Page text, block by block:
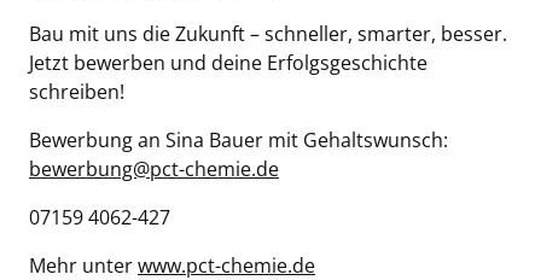
Bau mit uns die Zukunft – schneller, smarter, besser.
Jetzt bewerben und deine Erfolgsgeschichte
schreiben!
Bewerbung an Sina Bauer mit Gehaltswunsch:
bewerbung@pct-chemie.de
07159 4062-427
Mehr unterwww.pct-chemie.de